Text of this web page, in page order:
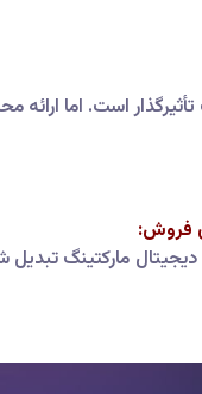
است. اما
فروش:
دیجیتال مارکتینگ